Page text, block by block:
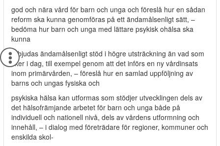
god och nära vård för barn och unga och föreslå hur en sådan
reform ska kunna genomföras på ett ändamålsenligt sätt, –
bedöma hur barn och unga med lättare psykisk ohälsa ska
kunna
erbjudas ändamålsenligt stöd i högre utsträckning än vad som
sker i dag, till exempel genom att det införs en ny vårdinsats
inom primärvården, – föreslå hur en samlad uppföljning av
barns och ungas fysiska och
psykiska hälsa kan utformas som stödjer utvecklingen dels av
det hälsofrämjande arbetet för barn och unga både på
individuell och nationell nivå, dels av vårdens utformning och
innehåll, – i dialog med företrädare för regioner, kommuner och
enskilda skol-